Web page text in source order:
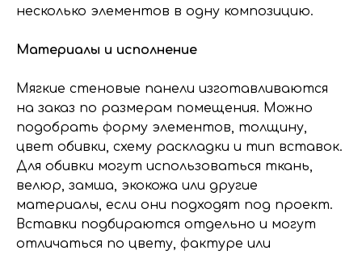
несколько элементов в одну композицию.
Материалы и исполнение
Мягкие стеновые панели изготавливаются
на заказ по размерам помещения. Можно
подобрать форму элементов, толщину,
цвет обивки, схему раскладки и тип вставок.
Для обивки могут использоваться ткань,
велюр, замша, экокожа или другие
материалы, если они подходят под проект.
Вставки подбираются отдельно и могут
отличаться по цвету, фактуре или